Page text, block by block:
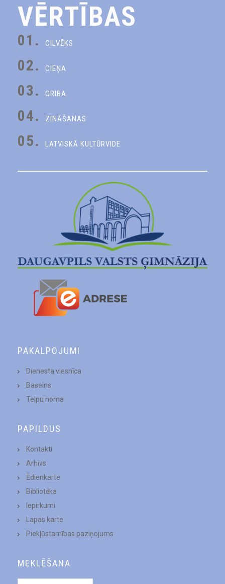
VĒRTĪBAS
01. CILVĒKS
02. CIEŅA
03. GRIBA
04. ZINĀŠANAS
05. LATVISKĀ KULTŪRVIDE
PAKALPOJUMI
Dienesta viesnīca
Baseins
Telpu noma
PAPILDUS
Kontakti
Arhīvs
Ēdienkarte
Bibliotēka
Iepirkumi
Lapas karte
Piekļūstamības paziņojums
MEKLĒŠANA